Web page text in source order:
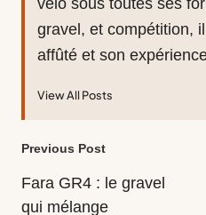
gravel, et compétition,
affûté et son
View All Posts
Post
navigation
Previous Post
Fara GR4 : le gravel
qui mélange